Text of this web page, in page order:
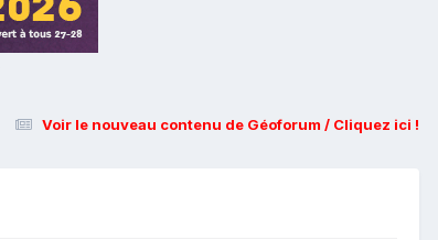
Voir le nouveau contenu de Géoforum / Cliquez ici !